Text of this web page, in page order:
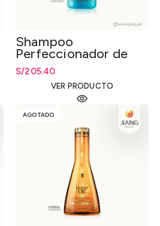
Shampoo
Perfeccionador de
Rizos 1500ml.
S/205.40
VER PRODUCTO
AGOTADO